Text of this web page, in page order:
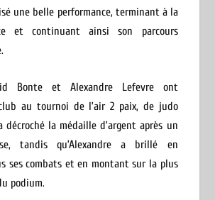
une belle performance, terminant à la
et continuant ainsi son parcours
Bonte et Alexandre Lefevre ont
au tournoi de l’air 2 paix, de judo
décroché la médaille d’argent après un
tandis qu’Alexandre a brillé en
ses combats et en montant sur la plus
podium.